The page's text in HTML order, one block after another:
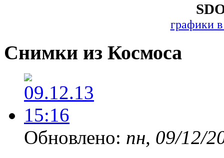
графики
Снимки из Космоса
Обновлено: пн, 09/12/